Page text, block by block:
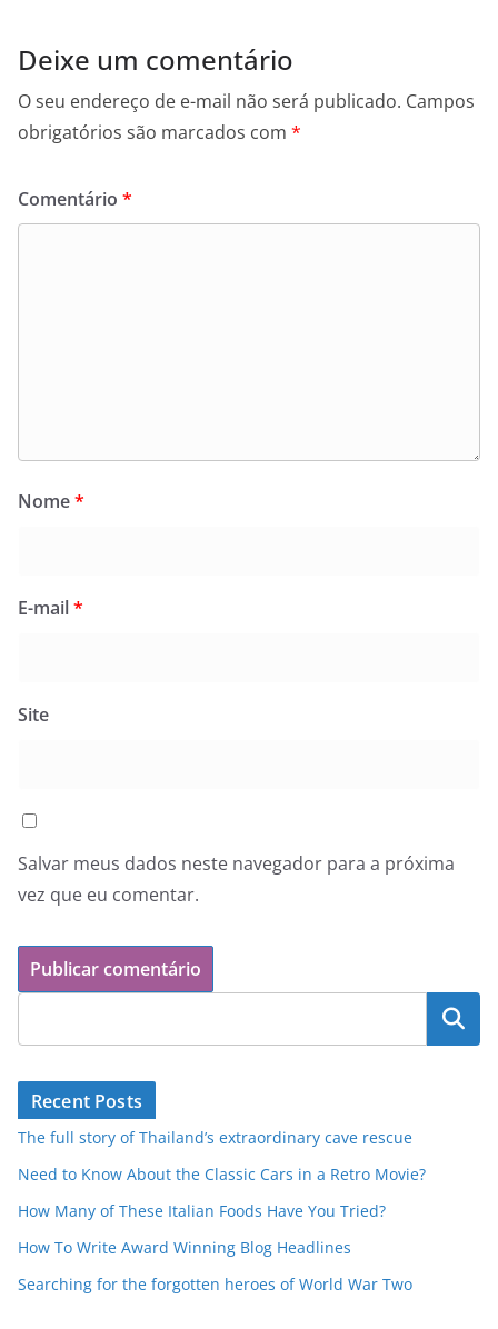
Deixe um comentário
O seu endereço de e-mail não será publicado. Campos
obrigatórios são marcados com *
Comentário *
Nome*
E-mail*
Site
Salvar meus dados neste navegador para a próxima
vez que eu comentar.
Pesquisar
Recent Posts
The full story of Thailand’s extraordinary cave rescue
Need to Know About the Classic Cars in a Retro Movie?
How Many of These Italian Foods Have You Tried?
How To Write Award Winning Blog Headlines
Searching for the forgotten heroes of World War Two